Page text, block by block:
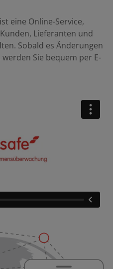
eine Online-Service,
Lieferanten und
Sobald es Änderungen
Sie bequem per E-